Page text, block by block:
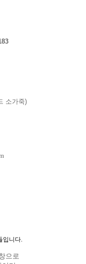
소가죽)
입니다.
으로